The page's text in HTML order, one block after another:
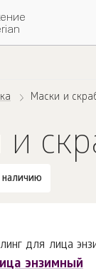
Маски и
и
наличию
энзимный